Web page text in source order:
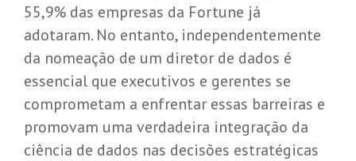
55,9% das empresas da Fortune já
adotaram. No entanto, independentemente
da nomeação de um diretor de dados é
essencial que executivos e gerentes se
comprometam a enfrentar essas barreiras e
promovam uma verdadeira integração da
ciência de dados nas decisões estratégicas